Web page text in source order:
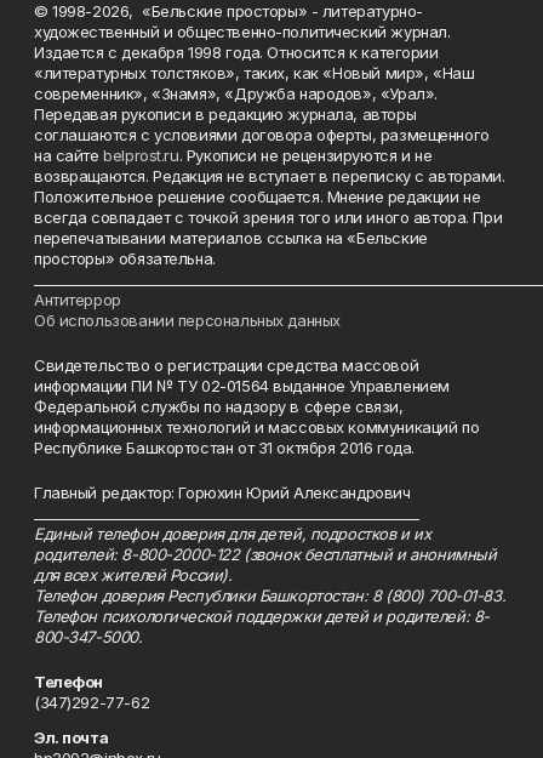
© 1998-2026, «Бельские просторы» - литературно-
художественный и общественно-политический журнал.
Издается с декабря 1998 года. Относится к категории
«литературных толстяков», таких, как «Новый мир», «Наш
современник», «Знамя», «Дружба народов», «Урал».
Передавая рукописи в редакцию журнала, авторы
соглашаются с условиями договора оферты, размещенного
на сайтеbelprost.ru. Рукописи не рецензируются и не
возвращаются. Редакция не вступает в переписку с авторами.
Положительное решение сообщается. Мнение редакции не
всегда совпадает с точкой зрения того или иного автора. При
перепечатывании материалов ссылка на «Бельские
просторы» обязательна.
Антитеррор
Об использовании персональных данных
Свидетельство о регистрации средства массовой
информации ПИ № ТУ 02-01564 выданное Управлением
Федеральной службы по надзору в сфере связи,
информационных технологий и массовых коммуникаций по
Республике Башкортостан от 31 октября 2016 года.
Главный редактор: Горюхин Юрий Александрович
Единый телефон доверия для детей, подростков и их
родителей: 8-800-2000-122 (звонок бесплатный и анонимный
для всех жителей России).
Телефон доверия Республики Башкортостан: 8 (800) 700-01-83.
Телефон психологической поддержки детей и родителей: 8-
800-347-5000.
Телефон
(347)292-77-62
Эл. почта